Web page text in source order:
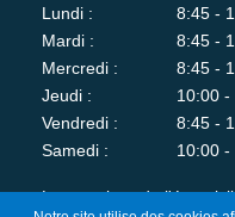
Lundi :
8:45 -
Mardi :
8:45 -
Mercredi :
8:45 -
Jeudi :
10:00 -
Vendredi :
8:45 -
Samedi :
10:00 -
Les services de l'état-